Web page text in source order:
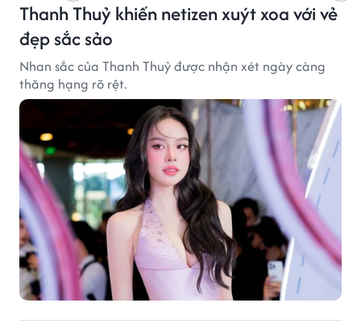
Thanh Thuỷ khiến netizen xuýt xoa với vẻ
đẹp sắc sảo
Nhan sắc của Thanh Thuỷ được nhận xét ngày càng
thăng hạng rõ rệt.